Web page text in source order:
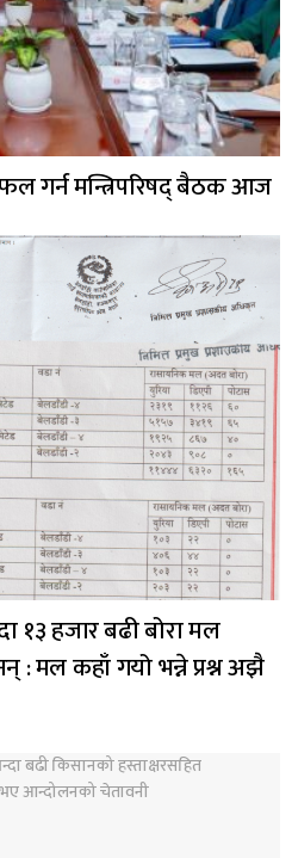
गर्न मन्त्रिपरिषद् बैठक आज
१३ हजार बढी बोरा मल
: मल कहाँ गयो भन्ने प्रश्न अझै